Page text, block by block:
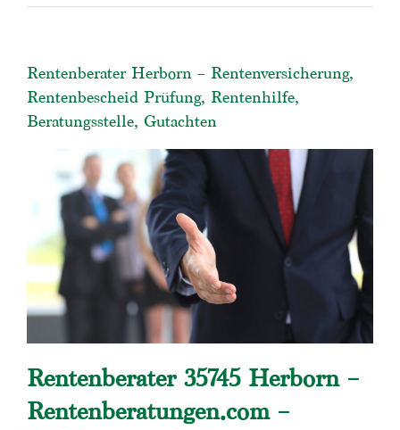
Rentenberater Herborn – Rentenversicherung,
Rentenbescheid Prüfung, Rentenhilfe,
Beratungsstelle, Gutachten
Rentenberater 35745 Herborn –
Rentenberatungen.com –